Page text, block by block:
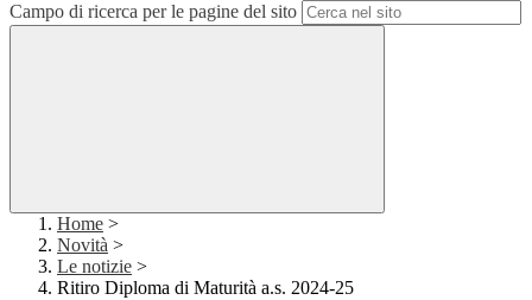
Campo di ricerca per le pagine del sito
Home >
Novità >
Le notizie >
Ritiro Diploma di Maturità a.s. 2024-25